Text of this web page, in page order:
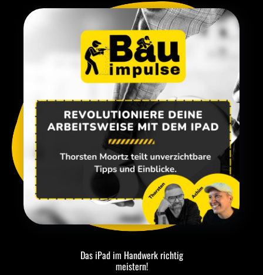
Das iPad im Handwerk richtig
meistern!